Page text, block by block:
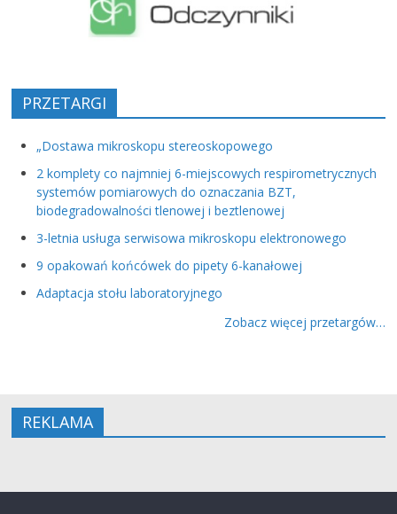
PRZETARGI
„Dostawa mikroskopu stereoskopowego
2 komplety co najmniej 6-miejscowych respirometrycznych
systemów pomiarowych do oznaczania BZT,
biodegradowalności tlenowej i beztlenowej
3-letnia usługa serwisowa mikroskopu elektronowego
9 opakowań końcówek do pipety 6-kanałowej
Adaptacja stołu laboratoryjnego
Zobacz więcej przetargów…
REKLAMA